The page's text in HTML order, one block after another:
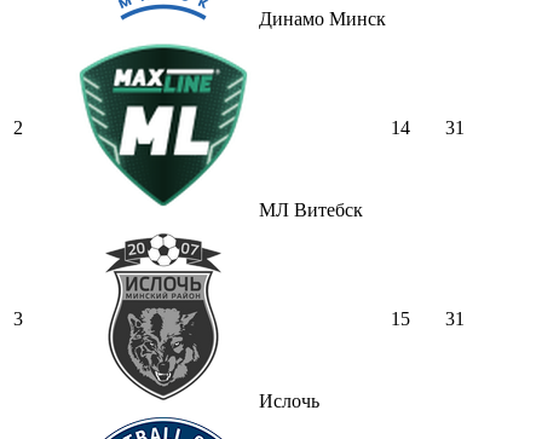
Динамо Минск
2
МЛ Витебск
14 31
3
Ислочь
15 31